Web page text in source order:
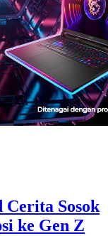
Sosok
ke Gen Z